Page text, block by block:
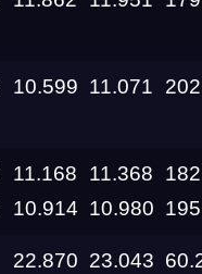
10.599 11.071
11.168 11.368
10.914 10.980
22.870 23.043